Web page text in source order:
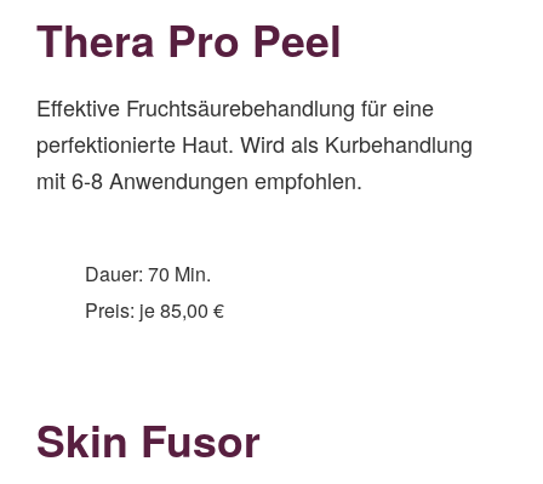
Thera Pro Peel
Effektive Fruchtsäurebehandlung für eine
perfektionierte Haut. Wird als Kurbehandlung
mit 6-8 Anwendungen empfohlen.
Dauer: 70 Min.
Preis: je 85,00 €
Skin Fusor